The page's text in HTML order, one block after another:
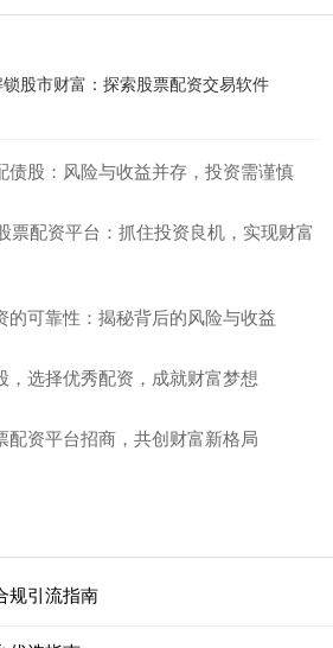
股市财富：探索股票配资交易软件
债股：风险与收益并存，投资需谨慎
票配资平台：抓住投资良机，实现财富
的可靠性：揭秘背后的风险与收益
，选择优秀配资，成就财富梦想
配资平台招商，共创财富新格局
规引流指南